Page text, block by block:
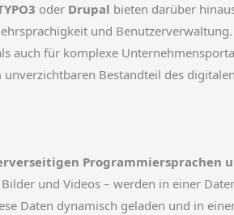
oder Drupal bieten darüber
und
auch für komplexe
Bestandteil des digitalen
Programmiersprachen
und Videos – werden in einer
Daten dynamisch geladen und in